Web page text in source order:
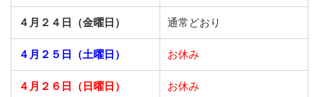
４月２４日（金曜日） 通常どおり
４月２５日（土曜日） お休み
４月２６日（日曜日） お休み